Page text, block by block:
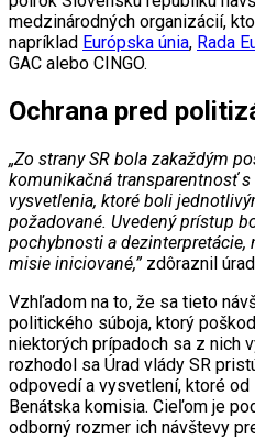
medzinárodných organizácií,
napríklad Európska únia, Rada
GAC alebo CINGO.
Ochrana pred
„Zo strany SR bola zakaždým
komunikačná transparentnosť
vysvetlenia, ktoré boli
požadované. Uvedený prístup
pochybnosti a dezinterpretácie,
misie iniciované,”zdôraznil
Vzhľadom na to, že sa tieto
politického súboja, ktorý
niektorých prípadoch sa z nich
rozhodol sa Úrad vlády SR
odpovedí a vysvetlení, ktoré
Benátska komisia. Cieľom je
odborný rozmer ich návštevy